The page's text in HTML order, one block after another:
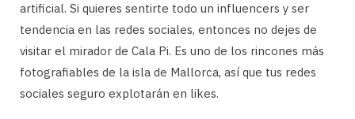
artificial. Si quieres sentirte todo un influencers y ser
tendencia en las redes sociales, entonces no dejes de
visitar el mirador de Cala Pi. Es uno de los rincones más
fotografiables de la isla de Mallorca, así que tus redes
sociales seguro explotarán en likes.